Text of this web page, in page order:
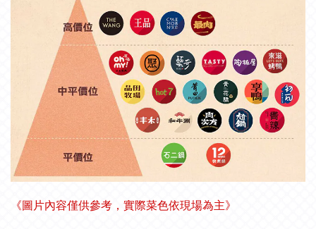
《圖片內容僅供參考，實際菜色依現場為主》